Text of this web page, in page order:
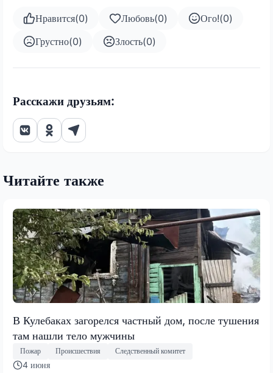
Нравится(0) Любовь(0) Ого!(0)
Грустно(0) Злость(0)
Расскажи друзьям:
Читайте также
В Кулебаках загорелся частный дом, после тушения
там нашли тело мужчины
Пожар Происшествия Следственный комитет
4 июня